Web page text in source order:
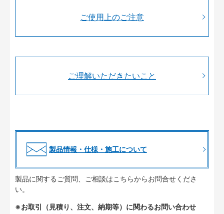
ご使用上のご注意
ご理解いただきたいこと
製品情報・仕様・施工について
製品に関するご質問、ご相談はこちらからお問合せくださ
い。
※お取引（見積り、注文、納期等）に関わるお問い合わせ